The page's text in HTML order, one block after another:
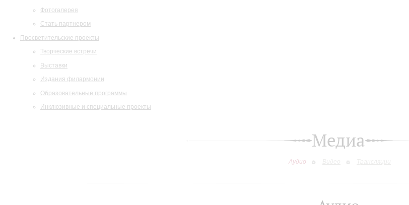
Фотогалерея
Стать партнером
Просветительские проекты
Творческие встречи
Выставки
Издания филармонии
Образовательные программы
Инклюзивные и специальные проекты
Медиа
Аудио